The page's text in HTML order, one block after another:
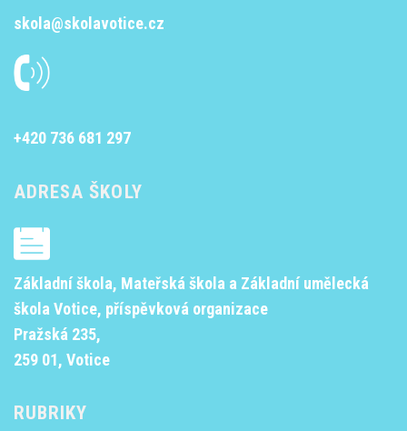
skola@skolavotice.cz
+420 736 681 297
ADRESA ŠKOLY
Základní škola, Mateřská škola a Základní umělecká
škola Votice, příspěvková organizace
Pražská 235,
259 01, Votice
RUBRIKY